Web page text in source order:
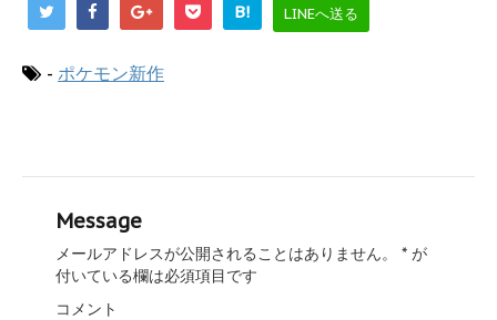
B! LINEへ送る
- ポケモン新作
Message
メールアドレスが公開されることはありません。 * が
付いている欄は必須項目です
コメント